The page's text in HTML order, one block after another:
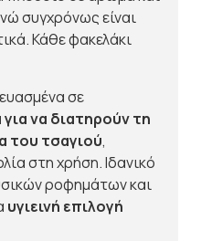
συγχρόνως είναι
Κάθε φακελάκι
σε
να διατηρούν τη
του τσαγιού,
στη χρήση. Ιδανικό
ροφημάτων και
υγιεινή επιλογή